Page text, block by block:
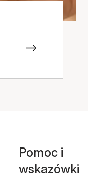
Pomoc i
wskazówki